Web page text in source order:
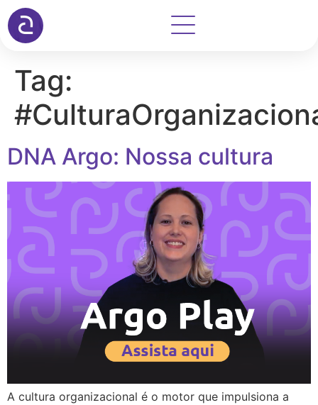
Tag:
DNA Argo: Nossa cultura
A cultura organizacional é o motor que impulsiona a